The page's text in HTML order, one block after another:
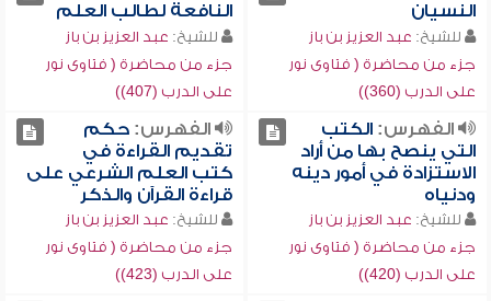
النسيان
للشيخ: عبد العزيز بن باز
جزء من محاضرة ( فتاوى نور
على الدرب (360))
النافعة لطالب العلم
للشيخ: عبد العزيز بن باز
جزء من محاضرة ( فتاوى نور
على الدرب (407))
الفهرس:الكتب
التي ينصح بها من أراد
الاستزادة في أمور دينه
ودنياه
للشيخ: عبد العزيز بن باز
جزء من محاضرة ( فتاوى نور
على الدرب (420))
الفهرس:حكم
تقديم القراءة في
كتب العلم الشرعي على
قراءة القرآن والذكر
للشيخ: عبد العزيز بن باز
جزء من محاضرة ( فتاوى نور
على الدرب (423))